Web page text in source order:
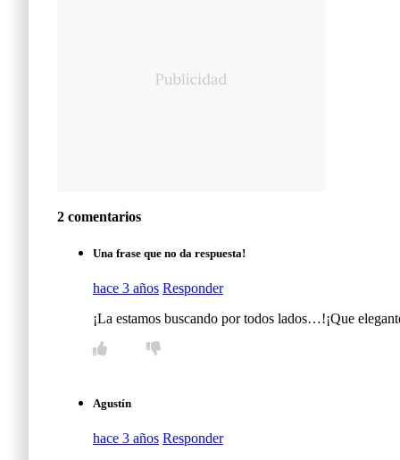
2 comentarios
Una frase que no da respuesta!
hace 3 años Responder
¡La estamos buscando por todos lados…!¡Que
Agustín
hace 3 años Responder